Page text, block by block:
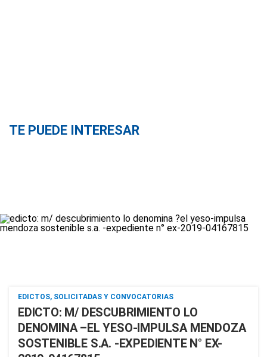
TE PUEDE INTERESAR
EDICTOS, SOLICITADAS Y CONVOCATORIAS
EDICTO: M/ DESCUBRIMIENTO LO
DENOMINA –EL YESO-IMPULSA MENDOZA
SOSTENIBLE S.A. -EXPEDIENTE N° EX-